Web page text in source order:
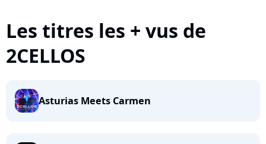
Les titres les + vus de
2CELLOS
Asturias Meets Carmen